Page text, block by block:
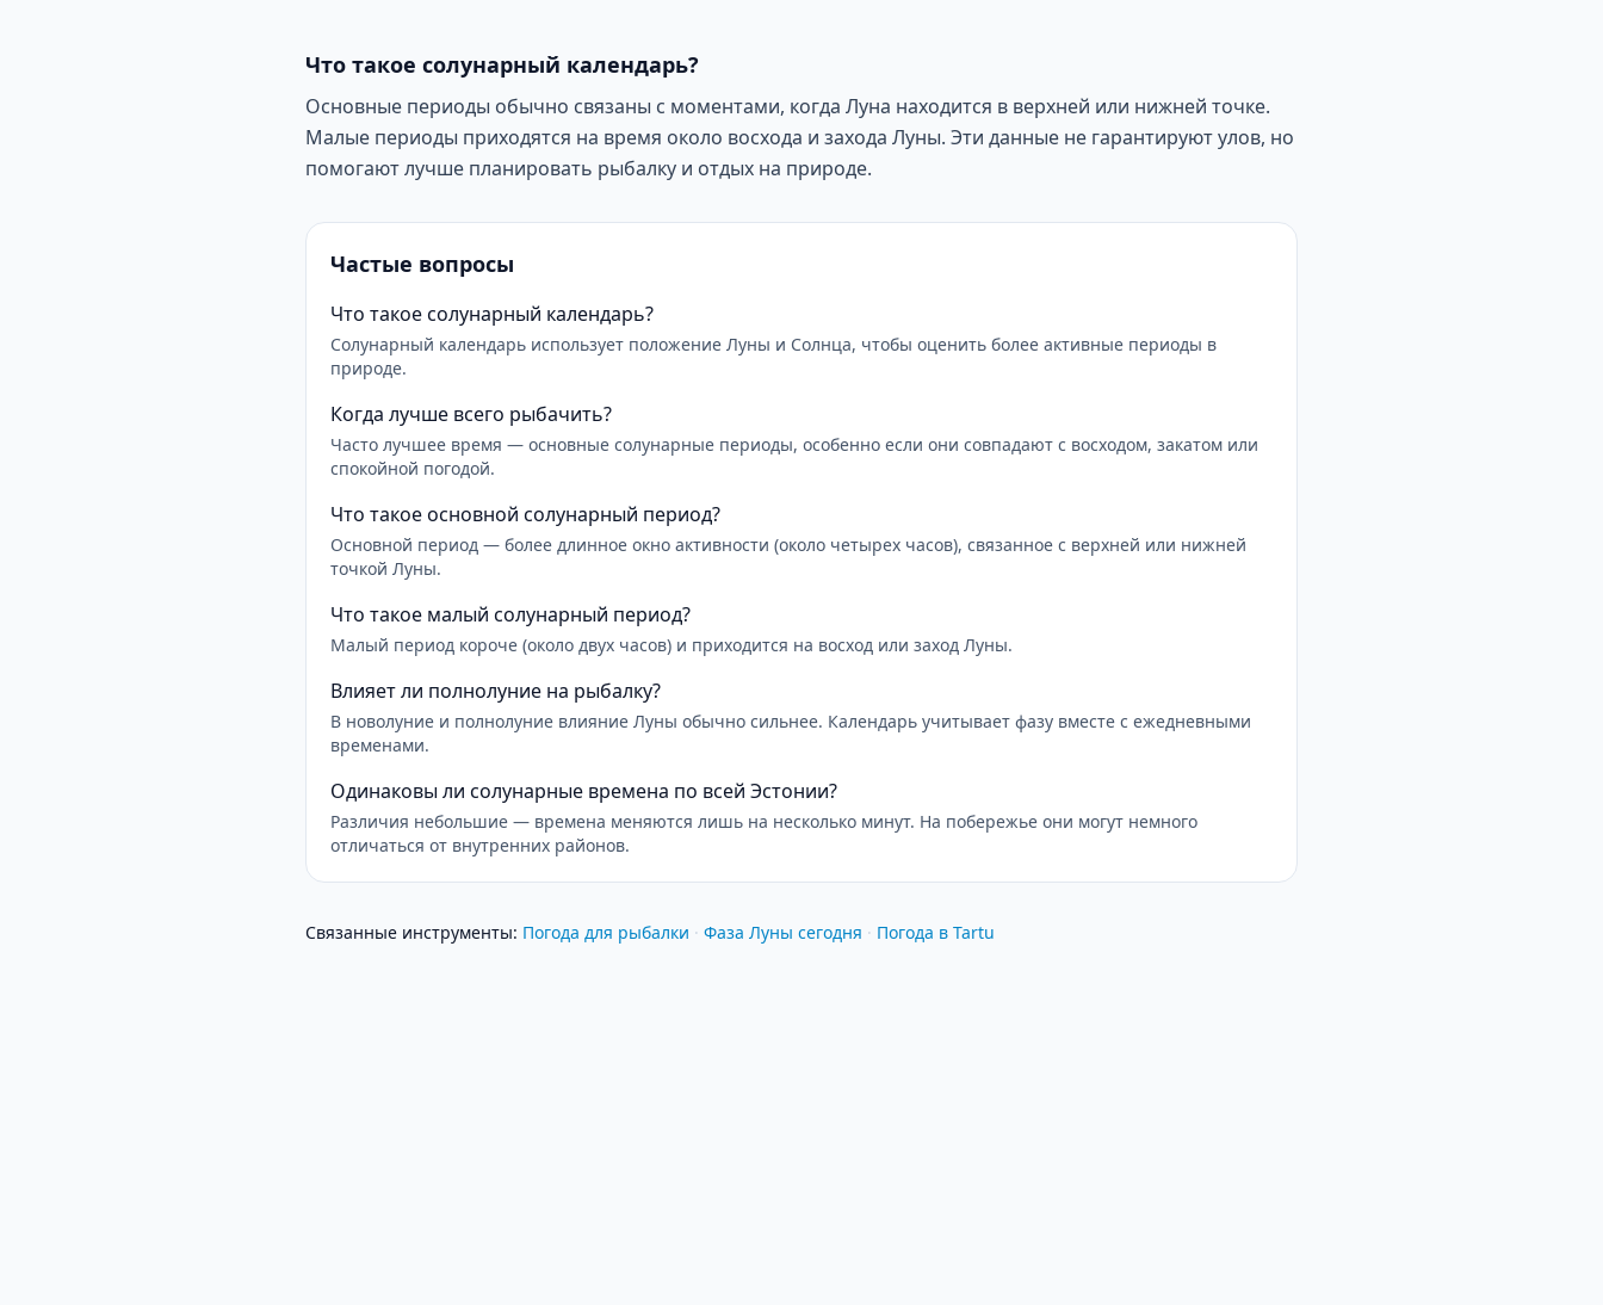
Что такое солунарный календарь?
Основные периоды обычно связаны с моментами, когда Луна находится в верхней или нижней точке.
Малые периоды приходятся на время около восхода и захода Луны. Эти данные не гарантируют улов, но
помогают лучше планировать рыбалку и отдых на природе.
Частые вопросы
Что такое солунарный календарь?
Солунарный календарь использует положение Луны и Солнца, чтобы оценить более активные периоды в
природе.
Когда лучше всего рыбачить?
Часто лучшее время — основные солунарные периоды, особенно если они совпадают с восходом, закатом или
спокойной погодой.
Что такое основной солунарный период?
Основной период — более длинное окно активности (около четырех часов), связанное с верхней или нижней
точкой Луны.
Что такое малый солунарный период?
Малый период короче (около двух часов) и приходится на восход или заход Луны.
Влияет ли полнолуние на рыбалку?
В новолуние и полнолуние влияние Луны обычно сильнее. Календарь учитывает фазу вместе с ежедневными
временами.
Одинаковы ли солунарные времена по всей Эстонии?
Различия небольшие — времена меняются лишь на несколько минут. На побережье они могут немного
отличаться от внутренних районов.
Связанные инструменты: Погода для рыбалки · Фаза Луны сегодня · Погода в Tartu